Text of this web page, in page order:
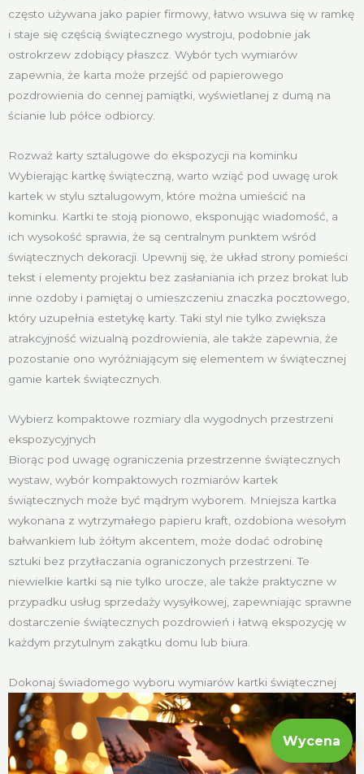
często używana jako papier firmowy, łatwo wsuwa się w ramkę
i staje się częścią świątecznego wystroju, podobnie jak
ostrokrzew zdobiący płaszcz. Wybór tych wymiarów
zapewnia, że karta może przejść od papierowego
pozdrowienia do cennej pamiątki, wyświetlanej z dumą na
ścianie lub półce odbiorcy.
Rozważ karty sztalugowe do ekspozycji na kominku
Wybierając kartkę świąteczną, warto wziąć pod uwagę urok
kartek w stylu sztalugowym, które można umieścić na
kominku. Kartki te stoją pionowo, eksponując wiadomość, a
ich wysokość sprawia, że są centralnym punktem wśród
świątecznych dekoracji. Upewnij się, że układ strony pomieści
tekst i elementy projektu bez zasłaniania ich przez brokat lub
inne ozdoby i pamiętaj o umieszczeniu znaczka pocztowego,
który uzupełnia estetykę karty. Taki styl nie tylko zwiększa
atrakcyjność wizualną pozdrowienia, ale także zapewnia, że
pozostanie ono wyróżniającym się elementem w świątecznej
gamie kartek świątecznych.
Wybierz kompaktowe rozmiary dla wygodnych przestrzeni
ekspozycyjnych
Biorąc pod uwagę ograniczenia przestrzenne świątecznych
wystaw, wybór kompaktowych rozmiarów kartek
świątecznych może być mądrym wyborem. Mniejsza kartka
wykonana z wytrzymałego papieru kraft, ozdobiona wesołym
bałwankiem lub żółtym akcentem, może dodać odrobinę
sztuki bez przytłaczania ograniczonych przestrzeni. Te
niewielkie kartki są nie tylko urocze, ale także praktyczne w
przypadku usług sprzedaży wysyłkowej, zapewniając sprawne
dostarczenie świątecznych pozdrowień i łatwą ekspozycję w
każdym przytulnym zakątku domu lub biura.
Dokonaj świadomego wyboru wymiarów kartki świątecznej
Wycena